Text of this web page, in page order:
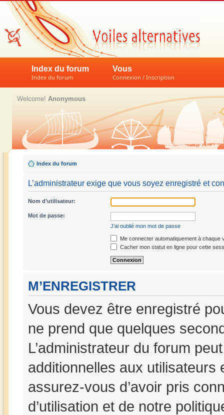
Index du forum
Index du forum
Vous
Connexion / Inscription
Welcome! Anonymous
Index du forum
L’administrateur exige que vous soyez enregistré et
Nom d’utilisateur:
Mot de passe:
J’ai oublié mon mot de passe
Me connecter automatiquement à chaque
Cacher mon statut en ligne pour cette
M’ENREGISTRER
Vous devez être enregistré
ne prend que quelques
L’administrateur du forum
additionnelles aux utilisateurs
assurez-vous d’avoir pris
d’utilisation et de notre